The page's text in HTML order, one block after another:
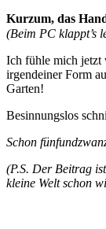
Kurzum, das
(Beim PC klappt’s
Ich fühle mich jetzt
irgendeiner Form
Garten!
Besinnungslos
Schon
(P.S. Der Beitrag
kleine Welt schon